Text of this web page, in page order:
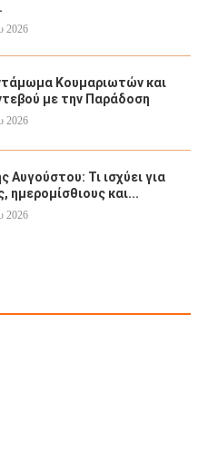
2026
Κουμαριωτών και
με την Παράδοση
2026
Αυγούστου: Τι ισχύει για
ημερομίσθιους και...
2026